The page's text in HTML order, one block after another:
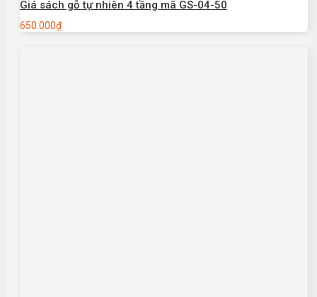
Giá sách gỗ tự nhiên 4 tầng mã GS-04-50
650.000₫